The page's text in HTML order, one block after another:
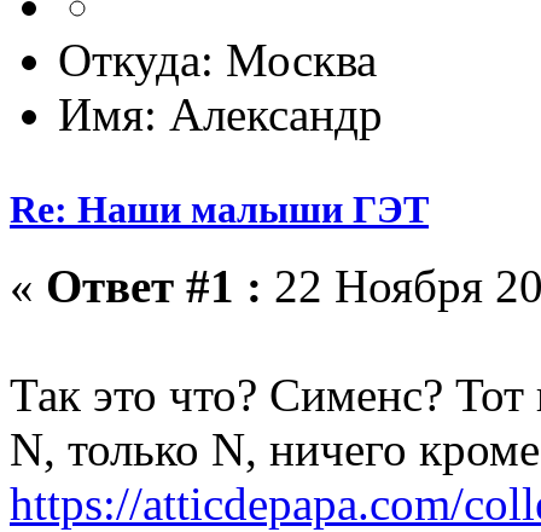
Откуда: Москва
Имя: Александр
Re: Наши малыши ГЭТ
« Ответ #1 : 22 Ноября
Так это что? Сименс?
N, только N, ничего
https://atticdepapa.com/